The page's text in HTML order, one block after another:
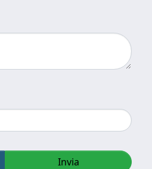
Invia